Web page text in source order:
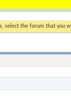
select the forum that you